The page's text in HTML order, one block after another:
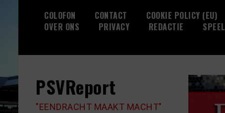
COLOFON CONTACT COOKIE POLICY (EU)
OVER ONS
PRIVACY REDACTIE
PSVReport
"EENDRACHT MAAKT MACHT"